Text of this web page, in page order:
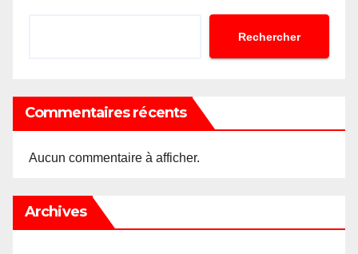
Rechercher
Commentaires récents
Aucun commentaire à afficher.
Archives